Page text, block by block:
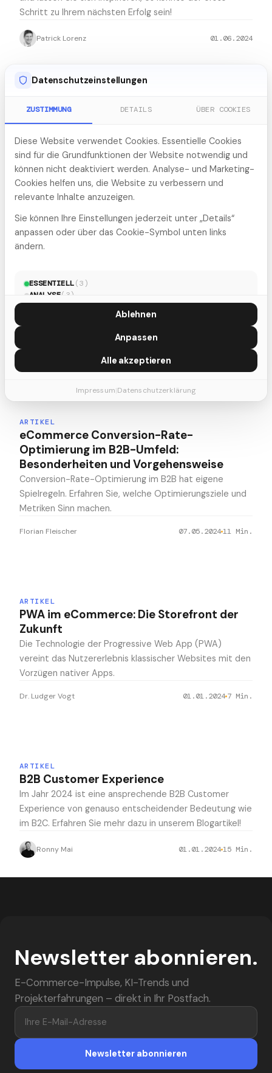
Schritt zu Ihrem nächsten Erfolg sein!
Patrick Lorenz 01.06.2024
ARTIKEL
fischer eCommerce - Success Story
Laden Sie jetzt unseren informativen Content herunter
und lassen Sie sich inspirieren, es könnte der erste
Schritt zu Ihrem nächsten Erfolg sein!
Patrick Lorenz
Ensinger Systemauswahl - Success Story
Laden Sie jetzt unseren informativen Content herunter
und lassen Sie sich inspirieren, es könnte der erste
Schritt zu Ihrem nächsten Erfolg sein!
01.06.2024
ARTIKEL
eCommerce Conversion-Rate-
Optimierung im B2B-Umfeld:
Besonderheiten und Vorgehensweise
Conversion-Rate-Optimierung im B2B hat eigene
Spielregeln. Erfahren Sie, welche Optimierungsziele und
Metriken Sinn machen.
Florian Fleischer 07.05.202411 Min.
ARTIKEL
PWA im eCommerce: Die Storefront der
Zukunft
Die Technologie der Progressive Web App (PWA)
vereint das Nutzererlebnis klassischer Websites mit den
Vorzügen nativer Apps.
Dr. Ludger Vogt 01.01.2024 7 Min.
ARTIKEL
B2B Customer Experience
Im Jahr 2024 ist eine ansprechende B2B Customer
Experience von genauso entscheidender Bedeutung wie
im B2C. Erfahren Sie mehr dazu in unserem Blogartikel!
Ronny Mai 01.01.202415 Min.
Newsletter abonnieren.
E-Commerce-Impulse, KI-Trends und
Projekterfahrungen – direkt in Ihr Postfach.
Ihre E-Mail-Adresse
Newsletter abonnieren
Datenschutzeinstellungen
ZUSTIMMUNG DETAILS ÜBER COOKIES
Diese Website verwendet Cookies. Essentielle Cookies
sind für die Grundfunktionen der Website notwendig und
können nicht deaktiviert werden. Analyse- und Marketing-
Cookies helfen uns, die Website zu verbessern und
relevante Inhalte anzuzeigen.
Sie können Ihre Einstellungen jederzeit unter „Details“
anpassen oder über das Cookie-Symbol unten links
ändern.
ESSENTIELL(3 )
ANALYSE( 3)
Ablehnen
Anpassen
Alle akzeptieren
Impressum|Datenschutzerklärung